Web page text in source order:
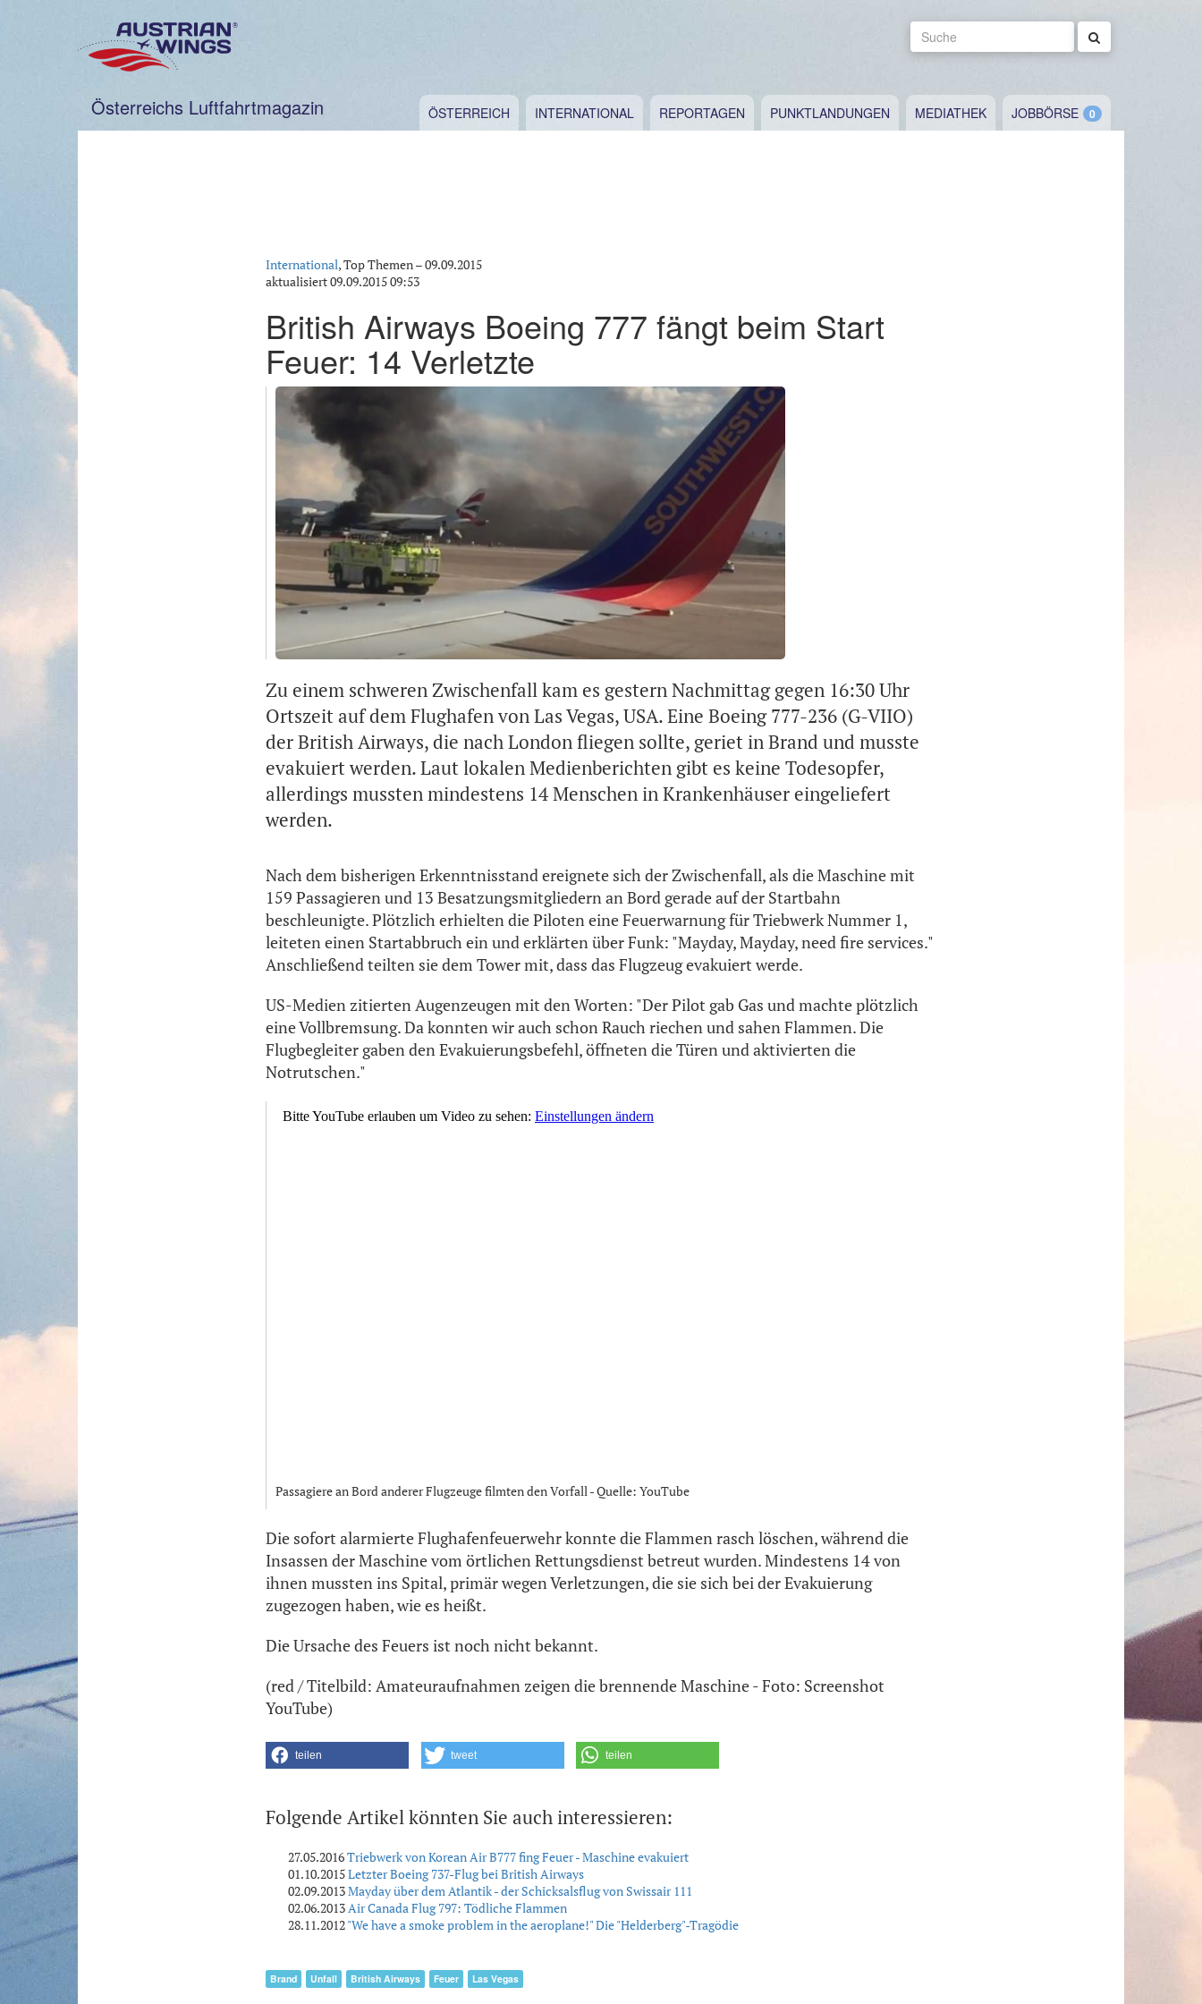
Suche
Österreichs Luftfahrtmagazin ÖSTERREICH INTERNATIONAL REPORTAGEN PUNKTLANDUNGEN MEDIATHEK JOBBÖRSE
International, Top Themen –09.09.2015
aktualisiert09.09.2015 09:53
British Airways Boeing 777 fängt beim Start
Feuer: 14 Verletzte
Zu einem schweren Zwischenfall kam es gestern Nachmittag gegen 16:30 Uhr
Ortszeit auf dem Flughafen von Las Vegas, USA. Eine Boeing 777-236 (G-VIIO)
der British Airways, die nach London fliegen sollte, geriet in Brand und musste
evakuiert werden. Laut lokalen Medienberichten gibt es keine Todesopfer,
allerdings mussten mindestens 14 Menschen in Krankenhäuser eingeliefert
werden.
Nach dem bisherigen Erkenntnisstand ereignete sich der Zwischenfall, als die Maschine mit
159 Passagieren und 13 Besatzungsmitgliedern an Bord gerade auf der Startbahn
beschleunigte. Plötzlich erhielten die Piloten eine Feuerwarnung für Triebwerk Nummer 1,
leiteten einen Startabbruch ein und erklärten über Funk: "Mayday, Mayday, need fire services."
Anschließend teilten sie dem Tower mit, dass das Flugzeug evakuiert werde.
US-Medien zitierten Augenzeugen mit den Worten: "Der Pilot gab Gas und machte plötzlich
eine Vollbremsung. Da konnten wir auch schon Rauch riechen und sahen Flammen. Die
Flugbegleiter gaben den Evakuierungsbefehl, öffneten die Türen und aktivierten die
Notrutschen."
Passagiere an Bord anderer Flugzeuge filmten den Vorfall - Quelle: YouTube
Die sofort alarmierte Flughafenfeuerwehr konnte die Flammen rasch löschen, während die
Insassen der Maschine vom örtlichen Rettungsdienst betreut wurden. Mindestens 14 von
ihnen mussten ins Spital, primär wegen Verletzungen, die sie sich bei der Evakuierung
zugezogen haben, wie es heißt.
Die Ursache des Feuers ist noch nicht bekannt.
(red / Titelbild: Amateuraufnahmen zeigen die brennende Maschine - Foto: Screenshot
YouTube)
teilen tweet teilen
Folgende Artikel könnten Sie auch interessieren:
27.05.2016Triebwerk von Korean Air B777 fing Feuer - Maschine evakuiert
01.10.2015Letzter Boeing 737-Flug bei British Airways
02.09.2013Mayday über dem Atlantik - der Schicksalsflug von Swissair 111
02.06.2013 Air Canada Flug 797: Tödliche Flammen
28.11.2012"We have a smoke problem in the aeroplane!" Die "Helderberg"-Tragödie
Brand Unfall British Airways Feuer Las Vegas